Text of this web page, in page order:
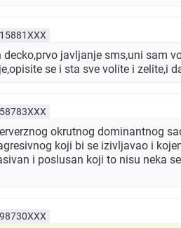
javljanje sms,uni sam
se i sta sve volite i zelite,i
okrutnog dominantnog
koji bi se izivljavao i
i poslusan koji to nisu neka